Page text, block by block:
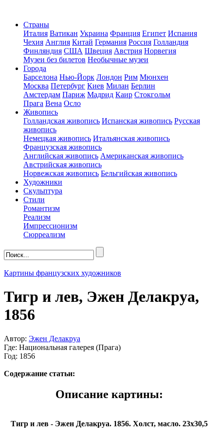
Страны
Италия Ватикан Украина Франция Египет Испания
Чехия Англия Китай Германия Россия Голландия
Финляндия США Швеция Австрия Норвегия
Музеи без билетов Необычные музеи
Города
Барселона Нью-Йорк Лондон Рим Мюнхен
Москва Петербург Киев Милан Берлин
Амстердам Париж Мадрид Каир Стокгольм
Прага Вена Осло
Живопись
Голландская живопись Испанская живопись Русская
живопись
Немецкая живопись Итальянская живопись
Французская живопись
Английская живопись Американская живопись
Австрийская живопись
Норвежская живопись Бельгийская живопись
Художники
Скульптура
Стили
Романтизм
Реализм
Импрессионизм
Сюрреализм
Картины французских художников
Тигр и лев, Эжен Делакруа,
1856
Автор: Эжен Делакруа
Где: Национальная галерея (Прага)
Год: 1856
Содержание статьи:
Описание картины:
Тигр и лев - Эжен Делакруа. 1856. Холст, масло. 23х30,5